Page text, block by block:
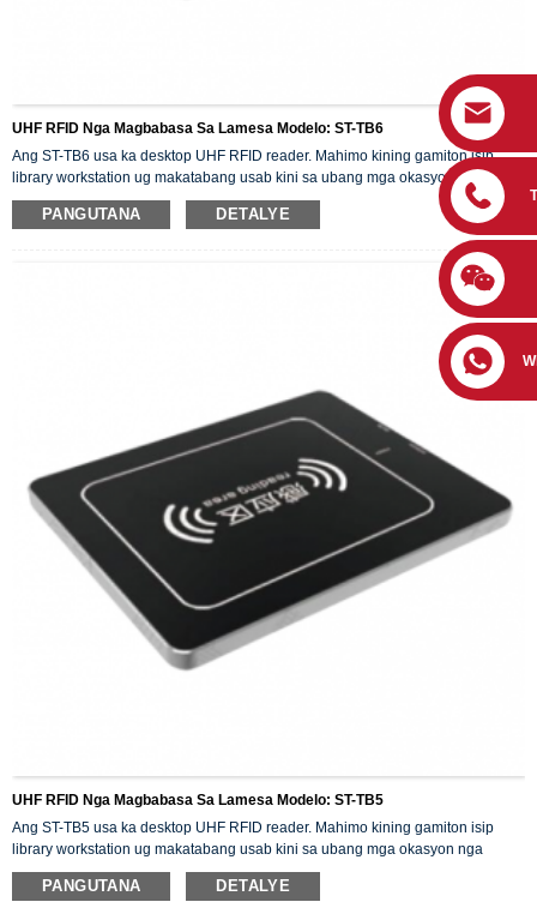
UHF RFID Nga Magbabasa Sa Lamesa Modelo: ST-TB6
Ang ST-TB6 usa ka desktop UHF RFID reader. Mahimo kining gamiton isip
library workstation ug makatabang usab kini sa ubang mga okasyon nga
kinahanglan basahon ug sulatan ang mga RFID tag.
Kini naggamit ug Impinj R2000 high-performance RFID chip, nagsuporta sa
ISO18000-6C protocol ug nagsuporta sa multi-tag reading ug writing.
Kini nasangkapan usab og serial ug Ethernet communication. Kon konektado
PANGUTANA DETALYE
UHF RFID Nga Magbabasa Sa Lamesa Modelo: ST-TB5
Ang ST-TB5 usa ka desktop UHF RFID reader. Mahimo kining gamiton isip
library workstation ug makatabang usab kini sa ubang mga okasyon nga
kinahanglan basahon ug sulatan ang mga RFID tag.
Kini naggamit ug Impinj R2000 high-performance RFID chip, nagsuporta sa
PANGUTANA DETALYE